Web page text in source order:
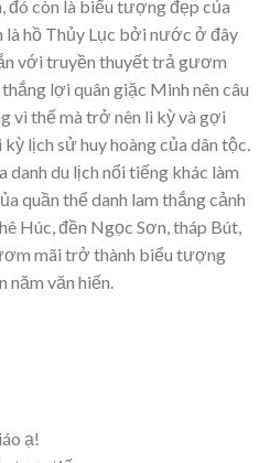
đó còn là biểu tượng đẹp của
hồ Thủy Lục bởi nước ở đây
với truyền thuyết trả gươm
lợi quân giặc Minh nên câu
vì thế mà trở nên li kỳ và gợi
lịch sử huy hoàng của dân tộc.
danh du lịch nổi tiếng khác làm
quần thể danh lam thắng cảnh
Húc, đền Ngọc Sơn, tháp Bút,
mãi trở thành biểu tượng
năm văn hiến.
ạ!